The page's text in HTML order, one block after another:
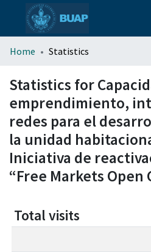
menu.section.about_menu
All of DSpace
Home Statistics
Statistics for
emprendimiento,
redes para el
la unidad
Iniciativa de
“Free Markets Open
Total visits